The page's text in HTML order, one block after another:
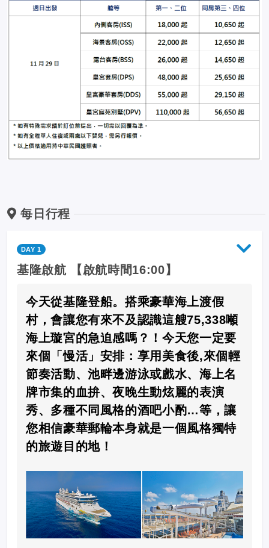
每日行程
DAY 1
基隆啟航 【啟航時間16:00】
今天從基隆登船。搭乘豪華海上渡假
村，會讓您有來不及認識這艘75,338噸
海上璇宮的急迫感嗎？！今天您一定要
來個「慢活」安排：享用美食後,來個輕
節奏活動、池畔邊游泳或戲水、海上名
牌市集的血拚、夜晚生動炫麗的表演
秀、多種不同風格的酒吧小酌…等，讓
您相信豪華郵輪本身就是一個風格獨特
的旅遊目的地！